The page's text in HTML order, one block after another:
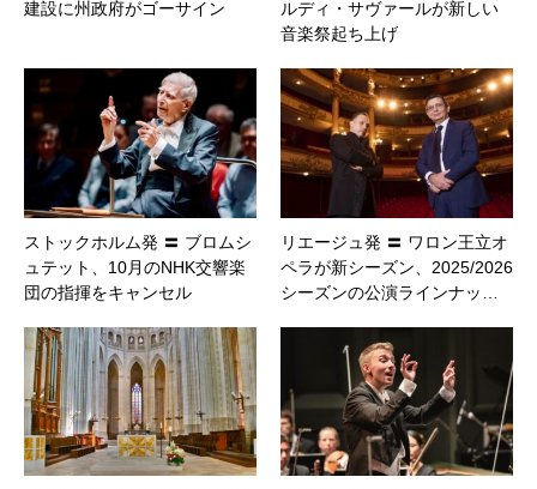
建設に州政府がゴーサイン
ルディ・サヴァールが新しい
音楽祭起ち上げ
ストックホルム発 〓 ブロムシ
ュテット、10月のNHK交響楽
団の指揮をキャンセル
リエージュ発 〓 ワロン王立オ
ペラが新シーズン、2025/2026
シーズンの公演ラインナッ…